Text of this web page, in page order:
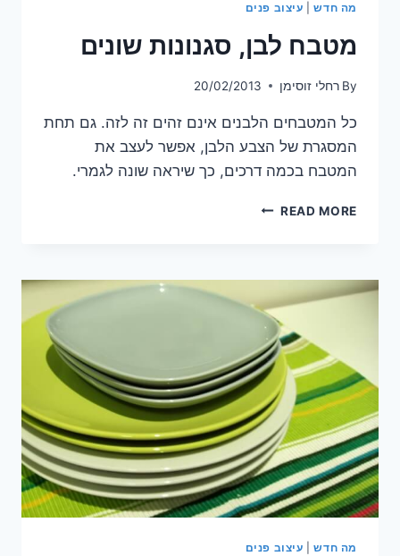
מה חדש| עיצוב פנים
מטבח לבן, סגנונות שונים
By רחלי זוסימן 20/02/2013
כל המטבחים הלבנים אינם זהים זה לזה. גם תחת
המסגרת של הצבע הלבן, אפשר לעצב את
המטבח בכמה דרכים, כך שיראה שונה לגמרי.
READ MOREמטבח
מה חדש| עיצוב פנים